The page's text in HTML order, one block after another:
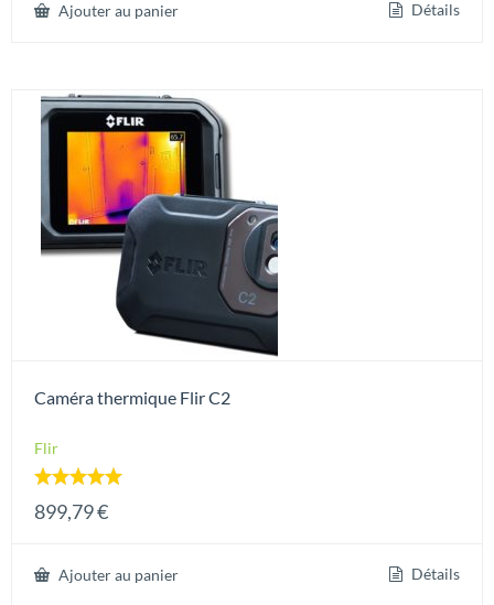
Ajouter au panier Détails
Caméra thermique Flir C2
Flir
5.00
899,79€
Ajouter au panier Détails